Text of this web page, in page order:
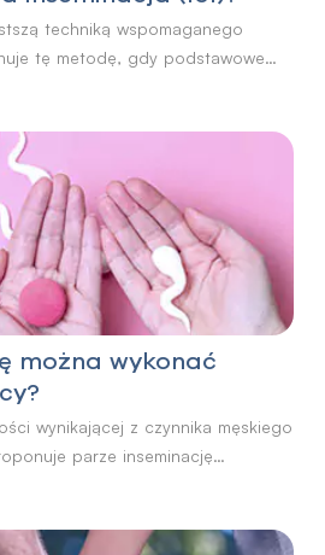
techniką wspomaganego
tę metodę, gdy podstawowe
nie przynoszą efektu, w tym
można wykonać
wynikającej z czynnika męskiego
parze inseminację
się tak zwłaszcza w sytuacji, gdy
plemników, jak i jakości.